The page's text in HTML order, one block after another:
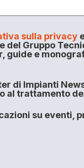
sulla privacy
del Gruppo
guide e
di Impianti
al trattamento
su eventi,